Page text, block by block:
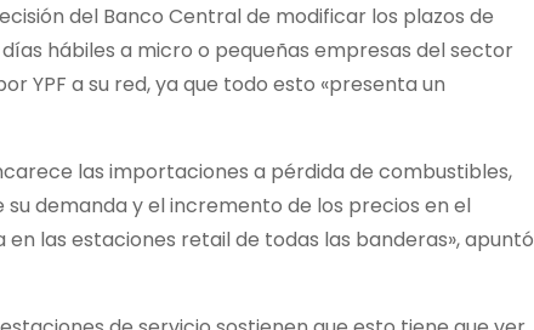
del Banco Central de modificar los plazos de
hábiles a micro o pequeñas empresas del sector
YPF a su red, ya que todo esto «presenta un
las importaciones a pérdida de combustibles,
demanda y el incremento de los precios en el
las estaciones retail de todas las banderas», apuntó